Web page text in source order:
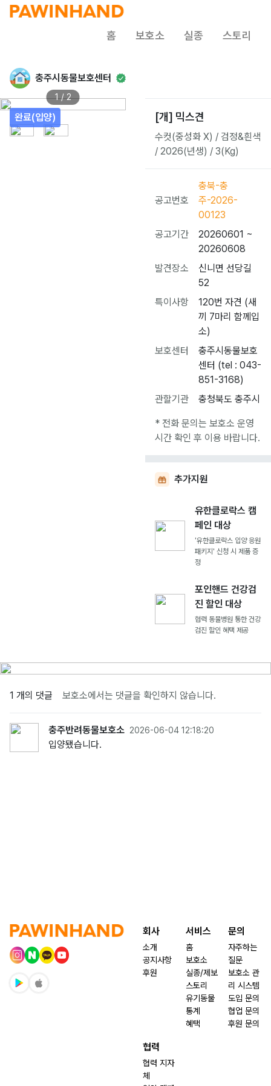
홈 보호소 실종 스토리
충주시동물보호센터
완료(입양)
1 / 2
[개] 믹스견
수컷(중성화 X) / 검정&흰색
/ 2026(년생) / 3(Kg)
공고번호
충북-충
주-2026-
00123
공고기간
20260601 ~
20260608
발견장소
신니면 선당길
52
특이사항
120번 자견 (새
끼 7마리 함께입
소)
보호센터
충주시동물보호
센터 (tel : 043-
851-3168)
관할기관
충청북도 충주시
* 전화 문의는 보호소 운영
시간 확인 후 이용 바랍니다.
추가지원
유한클로락스 캠
페인 대상
'유한클로락스 입양 응원
패키지' 신청 시 제품 증
정
포인핸드 건강검
진 할인 대상
협력 동물병원 통한 건강
검진 할인 혜택 제공
1 개의 댓글 보호소에서는 댓글을 확인하지 않습니다.
충주반려동물보호소 2026-06-04 12:18:20
입양됐습니다.
회사
소개
공지사항
후원
서비스
홈
보호소
실종/제보
스토리
유기동물
통계
혜택
문의
자주하는
질문
보호소 관
리 시스템
도입 문의
협업 문의
후원 문의
협력
협력 지자
체